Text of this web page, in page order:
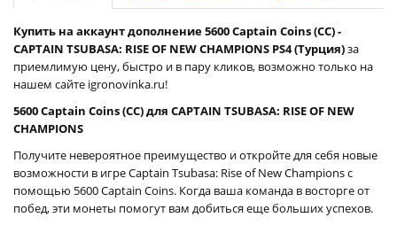
Купить на аккаунт дополнение 5600 Captain Coins (CC) -
CAPTAIN TSUBASA: RISE OF NEW CHAMPIONS PS4 (Турция)за
приемлимую цену, быстро и в пару кликов, возможно только на
нашем сайте igronovinka.ru!
5600 Captain Coins (CC) для CAPTAIN TSUBASA: RISE OF NEW
CHAMPIONS
Получите невероятное преимущество и откройте для себя новые
возможности в игре Captain Tsubasa: Rise of New Champions с
помощью 5600 Captain Coins. Когда ваша команда в восторге от
побед, эти монеты помогут вам добиться еще больших успехов.